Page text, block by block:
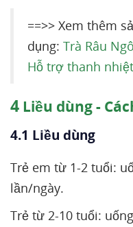
==>> Xem thêm
dụng: Trà Râu
Hỗ trợ thanh
4 Liều dùng -
4.1 Liều dùng
Trẻ em từ 1-2 tuổi:
lần/ngày.
Trẻ từ 2-10 tuổi: